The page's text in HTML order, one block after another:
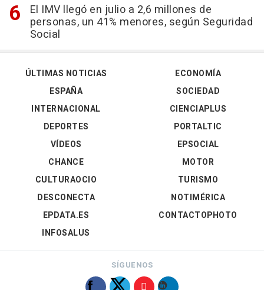
El IMV llegó en julio a 2,6 millones de
personas, un 41% menores, según Seguridad
Social
ÚLTIMAS NOTICIAS
ESPAÑA
INTERNACIONAL
DEPORTES
VÍDEOS
ECONOMÍA
SOCIEDAD
CIENCIAPLUS
PORTALTIC
EPSOCIAL
CHANCE
CULTURAOCIO
DESCONECTA
EPDATA.ES
INFOSALUS
MOTOR
TURISMO
NOTIMÉRICA
CONTACTOPHOTO
SÍGUENOS